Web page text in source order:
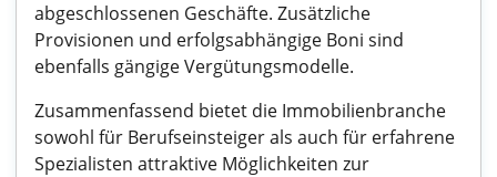
abgeschlossenen Geschäfte. Zusätzliche
Provisionen und erfolgsabhängige Boni sind
ebenfalls gängige Vergütungsmodelle.
Zusammenfassend bietet die Immobilienbranche
sowohl für Berufseinsteiger als auch für erfahrene
Spezialisten attraktive Möglichkeiten zur